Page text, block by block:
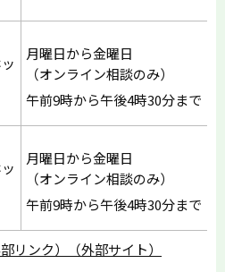
月曜日から金曜日
（オンライン相談のみ）
午前9時から午後4時30分まで
月曜日から金曜日
（オンライン相談のみ）
午前9時から午後4時30分まで
リンク）（外部サイト）